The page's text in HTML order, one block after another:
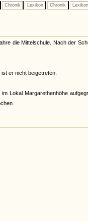
Chronik Lexikon Chronik Lexikon
die Mittelschule. Nach der
er nicht beigetreten.
Lokal Margarethenhöhe